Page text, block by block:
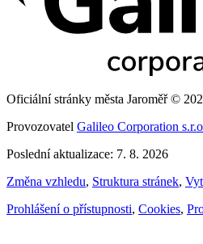
Oficiální stránky města Jaroměř ©
Provozovatel Galileo Corporation
Poslední aktualizace: 7. 8. 2026
Změna vzhledu, Struktura stránek,
Prohlášení o přístupnosti, Cookies,